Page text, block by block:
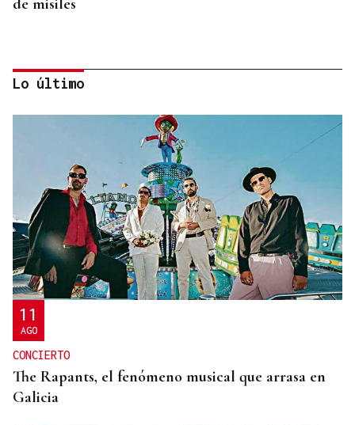
de misiles
METÁSTASIS
El hijo de Joe Biden informa que el cáncer de su
padre “va más allá de los huesos”
Lo último
11
AGO
CONCIERTO
The Rapants, el fenómeno musical que arrasa en
Galicia